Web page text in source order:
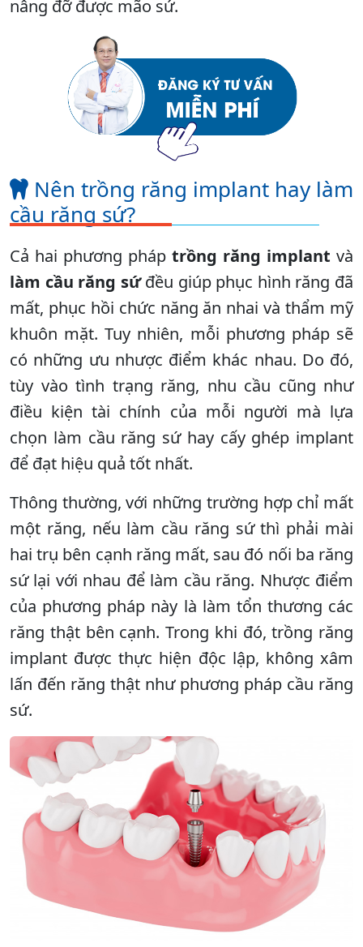
nâng đỡ được mão sứ.
Nên trồng răng implant hay làm
cầu răng sứ?
Cả hai phương pháp trồng răng implant và
làm cầu răng sứđều giúp phục hình răng đã
mất, phục hồi chức năng ăn nhai và thẩm mỹ
khuôn mặt. Tuy nhiên, mỗi phương pháp sẽ
có những ưu nhược điểm khác nhau. Do đó,
tùy vào tình trạng răng, nhu cầu cũng như
điều kiện tài chính của mỗi người mà lựa
chọn làm cầu răng sứ hay cấy ghép implant
để đạt hiệu quả tốt nhất.
Thông thường, với những trường hợp chỉ mất
một răng, nếu làm cầu răng sứ thì phải mài
hai trụ bên cạnh răng mất, sau đó nối ba răng
sứ lại với nhau để làm cầu răng. Nhược điểm
của phương pháp này là làm tổn thương các
răng thật bên cạnh. Trong khi đó, trồng răng
implant được thực hiện độc lập, không xâm
lấn đến răng thật như phương pháp cầu răng
sứ.